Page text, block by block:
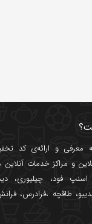
معرفی و ارائه‌یکد
و مراکز خدمات آنلاین
اسنپ فود، چیلیوری،
، طاقچه ،فرادرس،